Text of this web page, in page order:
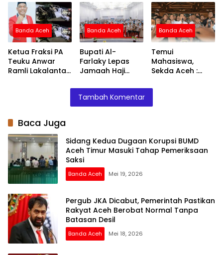
Pemeriksaan
Saksi
Aceh Berobat
Normal Tanpa
Batasan Desil
Timur Segel Tiket
PORA XV Di Aceh
Jaya
Banda Aceh
Ketua Fraksi PA
Teuku Anwar
Ramli Lakalantas
Banda Aceh
Bupati Al-
Farlaky Lepas
Jamaah Haji
Aceh
Banda Aceh
Temui
Mahasiswa,
Sekda Aceh :
Kurangi Hak
Kurang Mampu
Tambah Komentar
Baca Juga
Sidang Kedua Dugaan Korupsi BUMD
Aceh Timur Masuki Tahap Pemeriksaan
Saksi
Banda Aceh Mei 19, 2026
Pergub JKA Dicabut, Pemerintah Pastikan
Rakyat Aceh Berobat Normal Tanpa
Batasan Desil
Banda Aceh Mei 18, 2026